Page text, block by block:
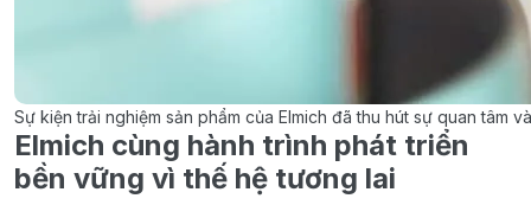
Sự kiện trải nghiệm sản phẩm của Elmich đã thu hút sự quan tâm
Elmich cùng hành trình phát triển
bền vững vì thế hệ tương lai